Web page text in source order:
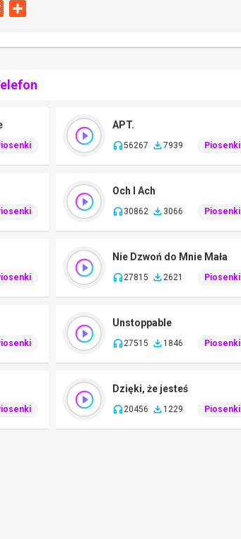
Threads
APT.
56267 7939 Piosenki
Och I Ach
30862 3066 Piosenki
Nie Dzwoń do Mnie Mała
27815 2621 Piosenki
Unstoppable
27515 1846 Piosenki
Dzięki, że jesteś
20456 1229 Piosenki